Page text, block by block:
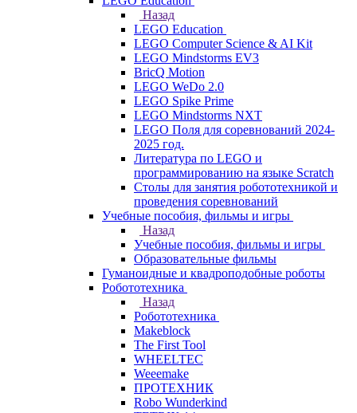
Назад
LEGO Education
LEGO Computer Science & AI Kit
LEGO Mindstorms EV3
BricQ Motion
LEGO WeDo 2.0
LEGO Spike Prime
LEGO Mindstorms NXT
LEGO Поля для соревнований 2024-
2025 год.
Литература по LEGO и
программированию на языке Scratch
Столы для занятия робототехникой и
проведения соревнований
Учебные пособия, фильмы и игры
Назад
Учебные пособия, фильмы и игры
Образовательные фильмы
Гуманоидные и квадроподобные роботы
Робототехника
Назад
Робототехника
Makeblock
The First Tool
WHEELTEC
Weeemake
ПРОТЕХНИК
Robo Wunderkind